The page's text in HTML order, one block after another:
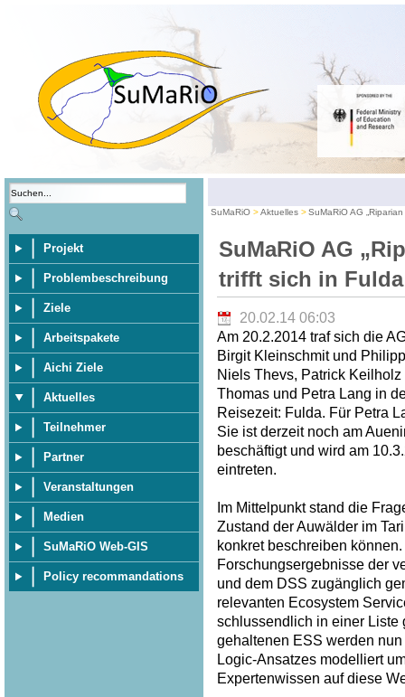
Projekt
Problembeschreibung
Ziele
Arbeitspakete
Aichi Ziele
Aktuelles
Teilnehmer
Partner
Veranstaltungen
Medien
SuMaRiO Web-GIS
Policy recommandations
SuMaRiO Aktuelles SuMaRiO AG
SuMaRiO AG
trifft sich in Fulda
20.02.14 06:03
Am 20.2.2014 traf sich die
Birgit Kleinschmit und
Niels Thevs, Patrick
Thomas und Petra Lang in
Reisezeit: Fulda. Für Petra
Sie ist derzeit noch am
beschäftigt und wird am
eintreten.
Im Mittelpunkt stand die
Zustand der Auwälder im
konkret beschreiben
Forschungsergebnisse der
und dem DSS zugänglich
relevanten Ecosystem
schlussendlich in einer Liste
gehaltenen ESS werden
Logic-Ansatzes modelliert
Expertenwissen auf diese